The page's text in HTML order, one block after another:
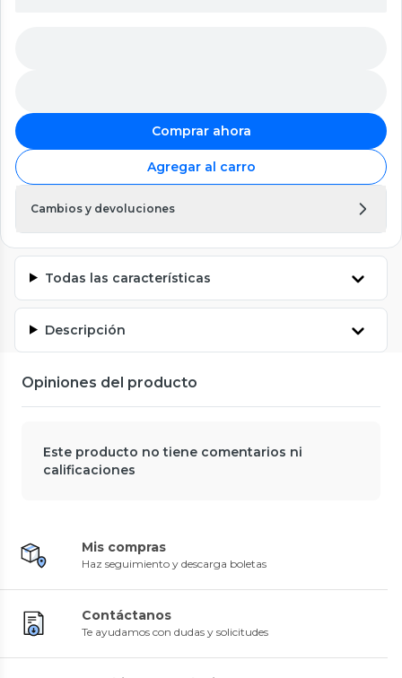
Comprar ahora
Agregar al carro
Cambios y devoluciones
Todas las características
Descripción
Opiniones del producto
Este producto no tiene comentarios ni
calificaciones
Mis compras
Haz seguimiento y descarga boletas
Contáctanos
Te ayudamos con dudas y solicitudes